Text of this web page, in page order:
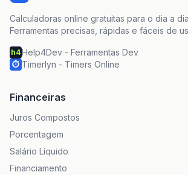
Calculadoras online gratuitas para o dia a
Ferramentas precisas, rápidas e fáceis de
h4Help4Dev - Ferramentas Dev
⏱ Timerlyn - Timers Online
Financeiras
Juros Compostos
Porcentagem
Salário Líquido
Financiamento